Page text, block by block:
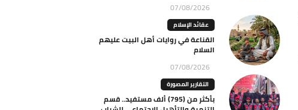
07/08/2026
عقائد الإسلام
القناعة في روايات أهل البيت عليهم
السلام
07/08/2026
التقارير المصورة
بأكثر من (795) ألف مستفيد.. قسم